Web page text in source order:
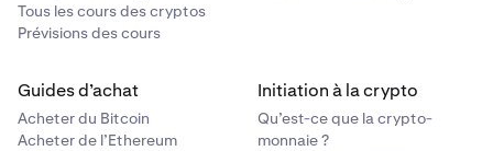
Tous les cours des cryptos
Prévisions des cours
Guides d’achat
Acheter du Bitcoin
Acheter de l’Ethereum
Initiation à la crypto
Qu’est-ce que la crypto-
monnaie ?